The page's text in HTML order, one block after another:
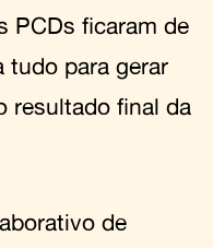
PCDs ficaram de
tudo para gerar
resultado final da
de